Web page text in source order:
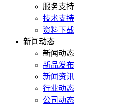
服务支持
技术支持
资料下载
新闻动态
新闻动态
新品发布
新闻资讯
行业动态
公司动态